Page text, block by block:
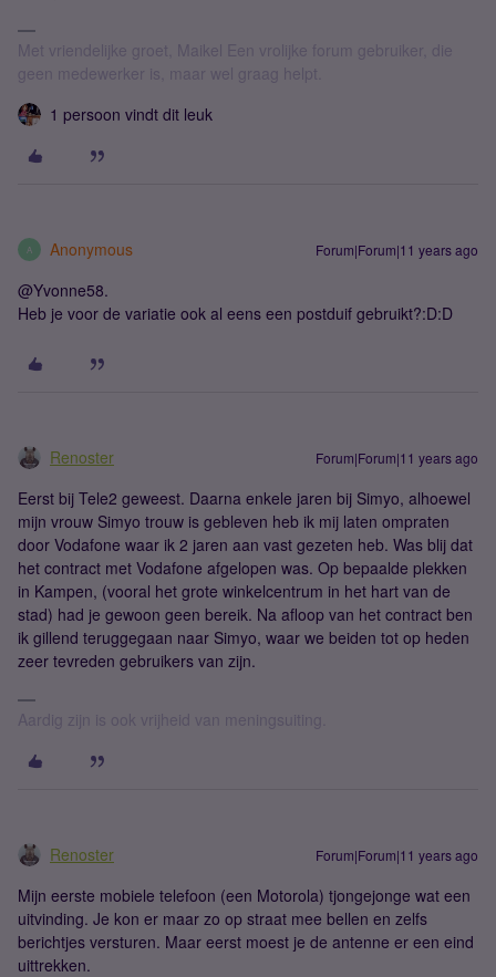
Met vriendelijke groet, Maikel Een vrolijke forum gebruiker, die
geen medewerker is, maar wel graag helpt.
1 persoon vindt dit leuk
A Anonymous Forum|Forum|11 years ago
@Yvonne58.
Heb je voor de variatie ook al eens een postduif gebruikt?:D:D
Renoster Forum|Forum|11 years ago
Eerst bij Tele2 geweest. Daarna enkele jaren bij Simyo, alhoewel
mijn vrouw Simyo trouw is gebleven heb ik mij laten ompraten
door Vodafone waar ik 2 jaren aan vast gezeten heb. Was blij dat
het contract met Vodafone afgelopen was. Op bepaalde plekken
in Kampen, (vooral het grote winkelcentrum in het hart van de
stad) had je gewoon geen bereik. Na afloop van het contract ben
ik gillend teruggegaan naar Simyo, waar we beiden tot op heden
zeer tevreden gebruikers van zijn.
Aardig zijn is ook vrijheid van meningsuiting.
Renoster Forum|Forum|11 years ago
Mijn eerste mobiele telefoon (een Motorola) tjongejonge wat een
uitvinding. Je kon er maar zo op straat mee bellen en zelfs
berichtjes versturen. Maar eerst moest je de antenne er een eind
uittrekken.